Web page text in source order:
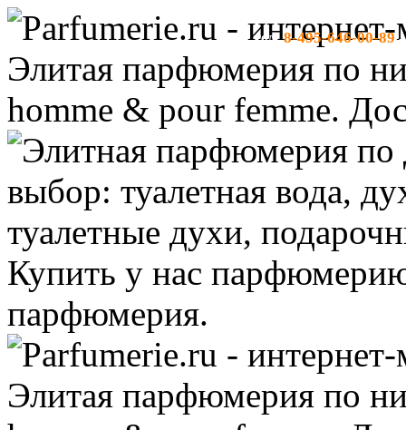
тел:8-495-646-00-89-